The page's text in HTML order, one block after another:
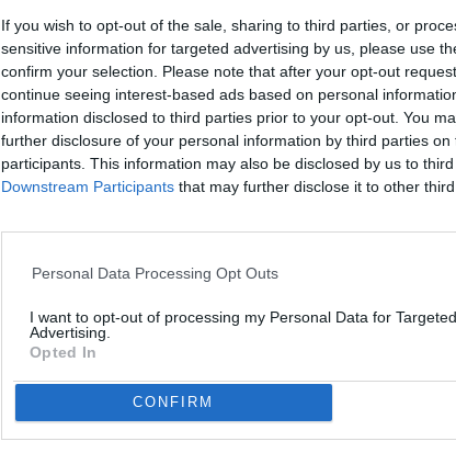
If you wish to opt-out of the sale, sharing to third parties, or
sensitive information for targeted advertising by us, please use
confirm your selection. Please note that after your opt-out
continue seeing interest-based ads based on personal
information disclosed to third parties prior to your opt-out. You
further disclosure of your personal information by third parties on
participants. This information may also be disclosed by us to
Downstream Participants that may further disclose it to other third
Personal Data Processing Opt Outs
I want to opt-out of processing my Personal Data for Targeted
Advertising.
Opted In
CONFIRM